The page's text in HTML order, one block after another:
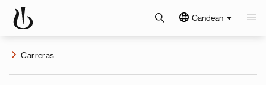
Candean
Carreras